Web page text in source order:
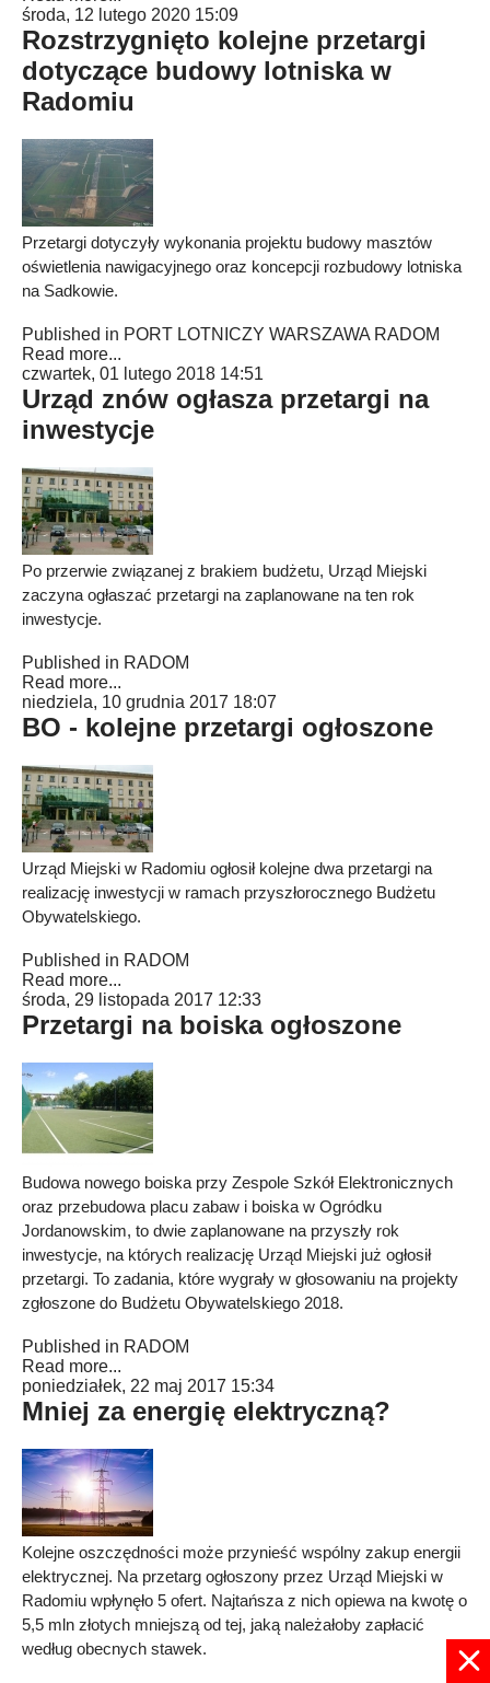
środa, 12 lutego 2020 15:09
Rozstrzygnięto kolejne przetargi
dotyczące budowy lotniska w
Radomiu
Przetargi dotyczyły wykonania projektu budowy masztów
oświetlenia nawigacyjnego oraz koncepcji rozbudowy lotniska
na Sadkowie.
Published in PORT LOTNICZY WARSZAWA RADOM
Read more...
czwartek, 01 lutego 2018 14:51
Urząd znów ogłasza przetargi na
inwestycje
Po przerwie związanej z brakiem budżetu, Urząd Miejski
zaczyna ogłaszać przetargi na zaplanowane na ten rok
inwestycje.
Published in RADOM
Read more...
niedziela, 10 grudnia 2017 18:07
BO - kolejne przetargi ogłoszone
Urząd Miejski w Radomiu ogłosił kolejne dwa przetargi na
realizację inwestycji w ramach przyszłorocznego Budżetu
Obywatelskiego.
Published in RADOM
Read more...
środa, 29 listopada 2017 12:33
Przetargi na boiska ogłoszone
Budowa nowego boiska przy Zespole Szkół Elektronicznych
oraz przebudowa placu zabaw i boiska w Ogródku
Jordanowskim, to dwie zaplanowane na przyszły rok
inwestycje, na których realizację Urząd Miejski już ogłosił
przetargi. To zadania, które wygrały w głosowaniu na projekty
zgłoszone do Budżetu Obywatelskiego 2018.
Published in RADOM
Read more...
poniedziałek, 22 maj 2017 15:34
Mniej za energię elektryczną?
Kolejne oszczędności może przynieść wspólny zakup energii
elektrycznej. Na przetarg ogłoszony przez Urząd Miejski w
Radomiu wpłynęło 5 ofert. Najtańsza z nich opiewa na kwotę o
5,5 mln złotych mniejszą od tej, jaką należałoby zapłacić
według obecnych stawek.